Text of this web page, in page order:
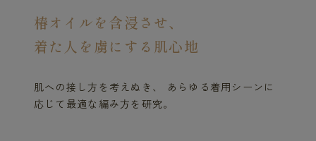
椿オイルを含浸させ、
着た人を虜にする肌心地
肌への接し方を考えぬき、 あらゆる着用シーンに
応じて最適な編み方を研究。